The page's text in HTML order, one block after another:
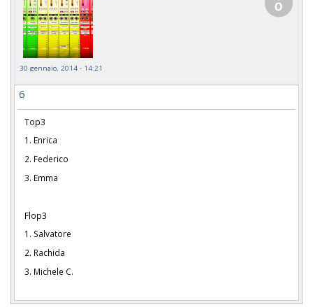
30 gennaio, 2014 - 14:21
6
Top3
1. Enrica
2. Federico
3. Emma
Flop3
1. Salvatore
2. Rachida
3. Michele C.